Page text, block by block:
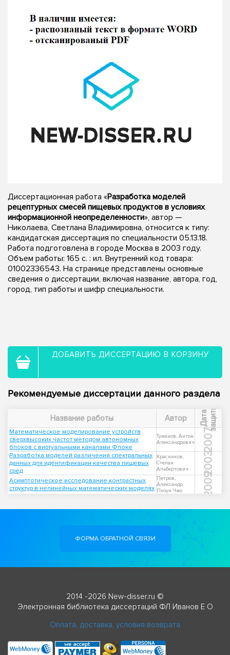
Диссертационная работа «Разработка моделей
рецептурных смесей пищевых продуктов в условиях
информационной неопределенности», автор —
Николаева, Светлана Владимировна, относится к типу:
кандидатская диссертация по специальности 05.13.18.
Работа подготовлена в городе Москва в 2003 году.
Объем работы: 165 с. : ил. Внутренний код товара:
01002336543. На странице представлены основные
сведения о диссертации, включая название, автора, год,
город, тип работы и шифр специальности.
ДОБАВИТЬ ДИССЕРТАЦИЮ В КОРЗИНУ
Рекомендуемые диссертации данного раздела
Название работы Автор Д
а
т
а
з
а
щ
и
т ы
Математическое моделирование устройств
сверхвысоких частот методом автономных
блоков с виртуальными каналами Флоке
Туманов, Антон
Александрович
2007
Разработка моделей различения спектральных
данных для идентификации качества пищевых
сред
Красников,
Степан
Альбертович
2003
Асимптотическое исследование контрастных
структур в нелинейных математических моделях
Петров,
Александр
Пхоун Чжо
2009
ФОРМА ОБРАТНОЙ СВЯЗИ
2014 -2026 New-disser.ru ©
Электронная библиотека диссертаций ФЛ Иванов Е О
Оплата, доставка, условия возврата